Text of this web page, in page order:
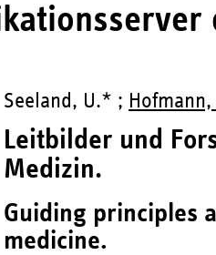
Seeland, U.* ;
Leitbilder und
Medizin.
Guiding principles
medicine.